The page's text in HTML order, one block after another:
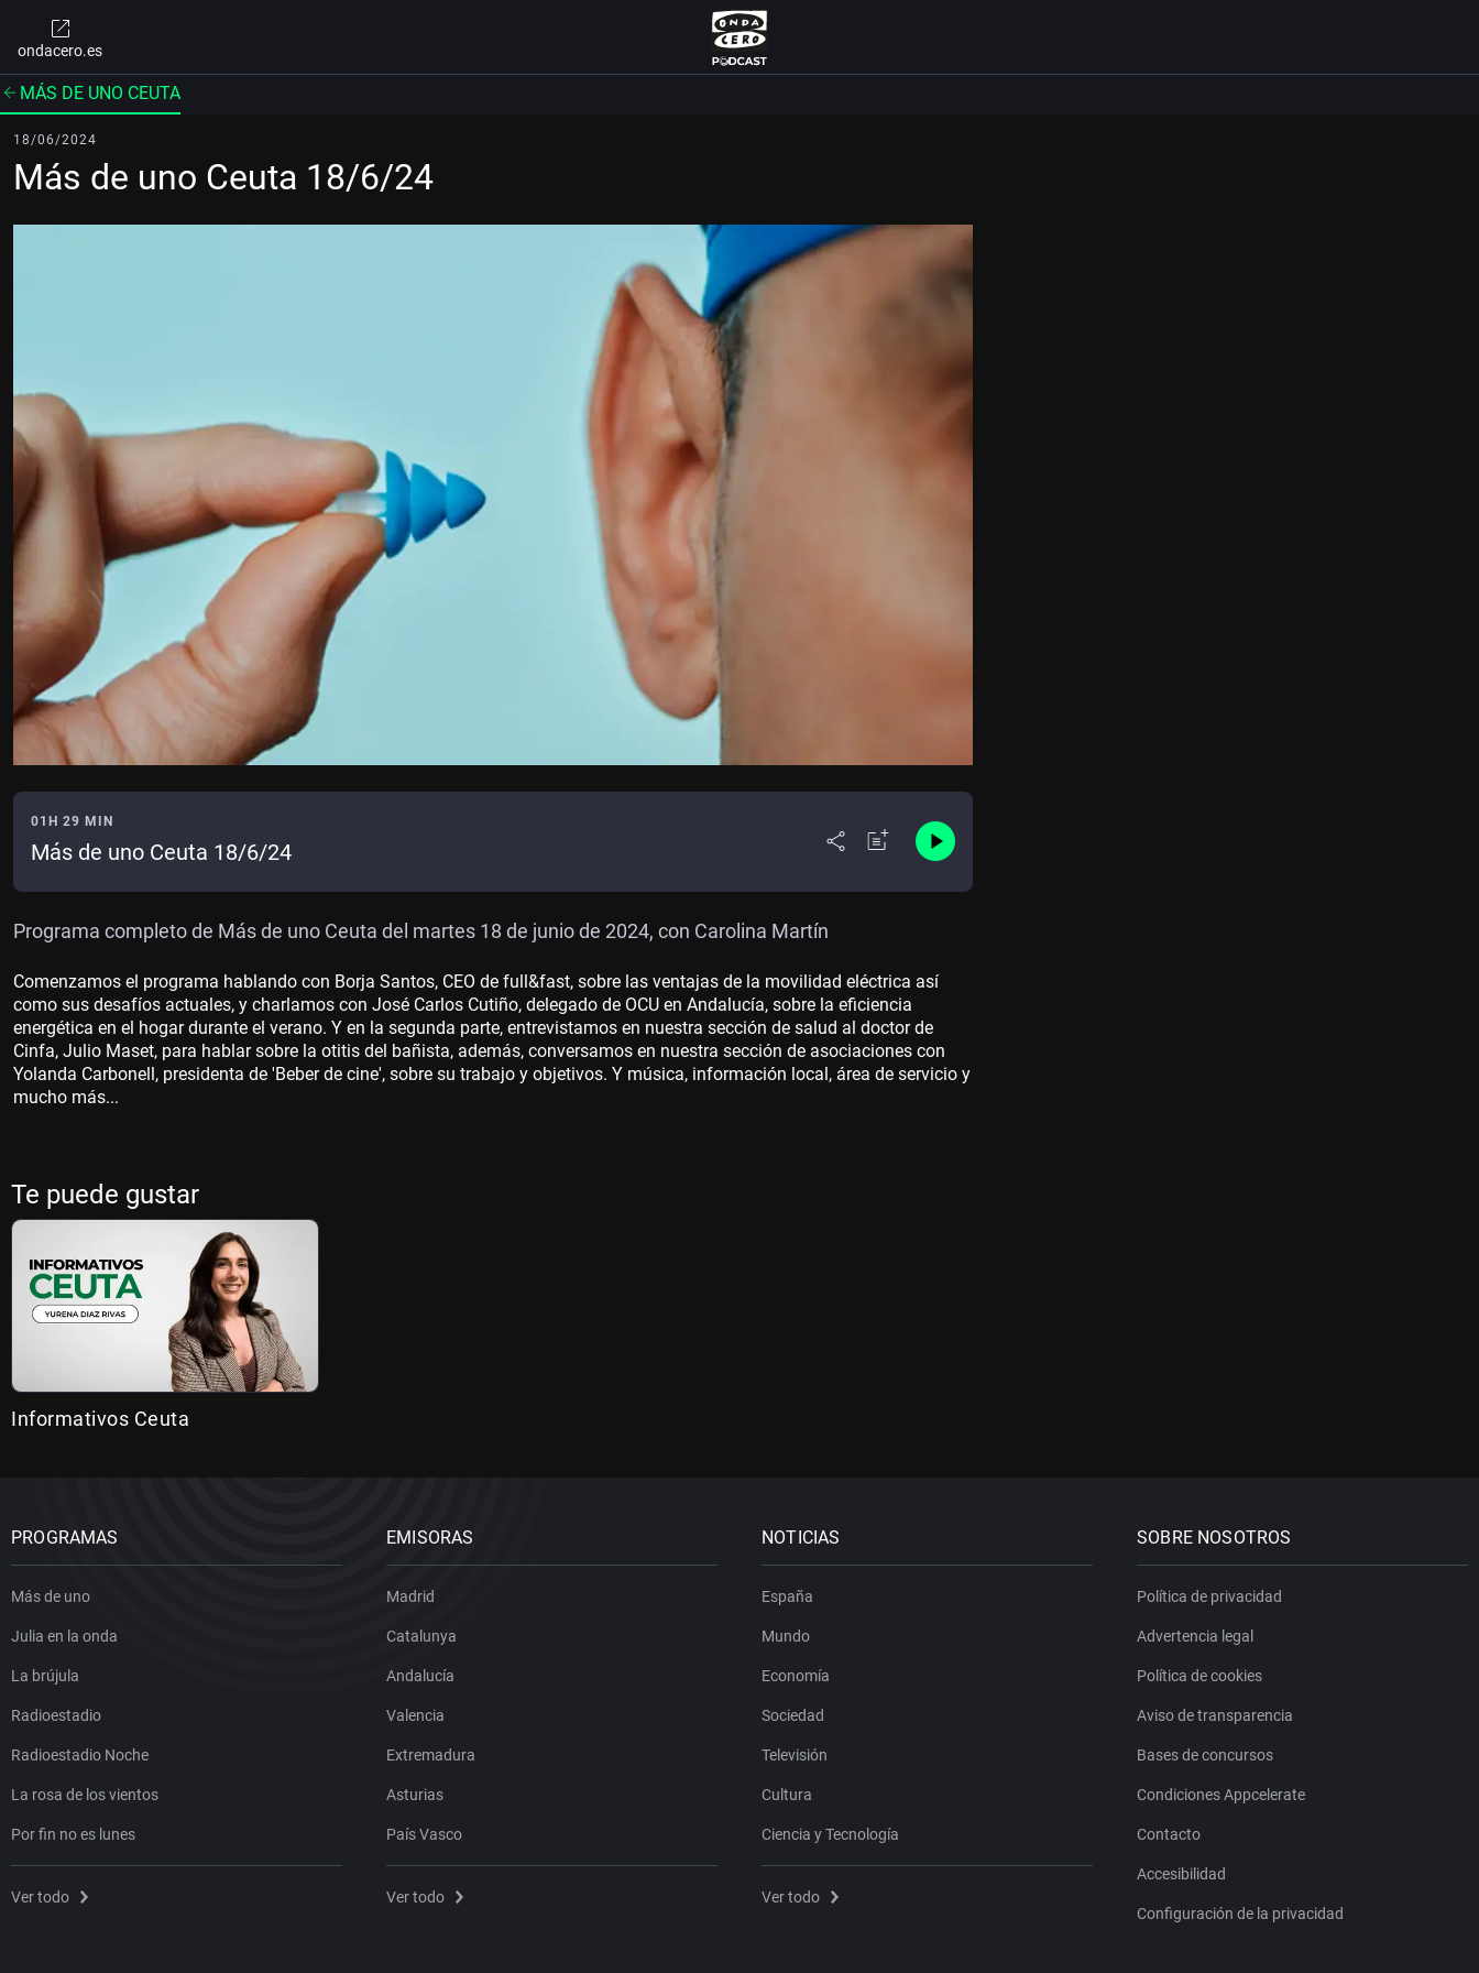
ondacero.es
MÁS DE UNO CEUTA
18/06/2024
Más de uno Ceuta 18/6/24
01H 29 MIN
Más de uno Ceuta 18/6/24
Programa completo de Más de uno Ceuta del martes 18 de junio de 2024, con Carolina Martín
Comenzamos el programa hablando con Borja Santos, CEO de full&fast, sobre las ventajas de la movilidad eléctrica así
como sus desafíos actuales, y charlamos con José Carlos Cutiño, delegado de OCU en Andalucía, sobre la eficiencia
energética en el hogar durante el verano. Y en la segunda parte, entrevistamos en nuestra sección de salud al doctor de
Cinfa, Julio Maset, para hablar sobre la otitis del bañista, además, conversamos en nuestra sección de asociaciones con
Yolanda Carbonell, presidenta de 'Beber de cine', sobre su trabajo y objetivos. Y música, información local, área de servicio y
mucho más...
Te puede gustar
Informativos Ceuta
PROGRAMAS
Más de uno
Julia en la onda
La brújula
Radioestadio
Radioestadio Noche
La rosa de los vientos
Por fin no es lunes
Ver todo
EMISORAS
Madrid
Catalunya
Andalucía
Valencia
Extremadura
Asturias
País Vasco
Ver todo
NOTICIAS
España
Mundo
Economía
Sociedad
Televisión
Cultura
Ciencia y Tecnología
Ver todo
SOBRE NOSOTROS
Política de privacidad
Advertencia legal
Política de cookies
Aviso de transparencia
Bases de concursos
Condiciones Appcelerate
Contacto
Accesibilidad
Configuración de la privacidad